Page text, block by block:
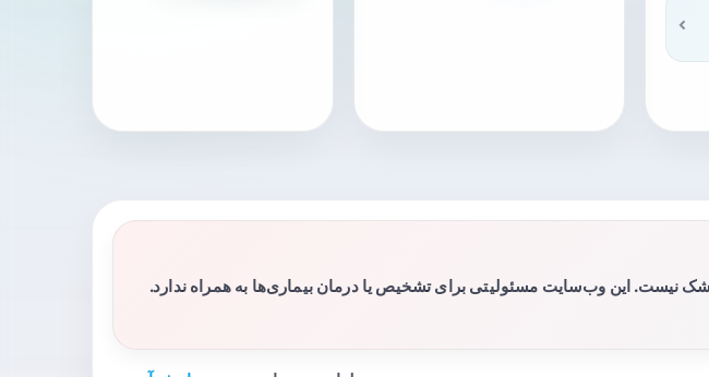
این وب‌سایت مسئولیتی برای تشخیص یا درمان بیماری‌ها به همراه ندارد.